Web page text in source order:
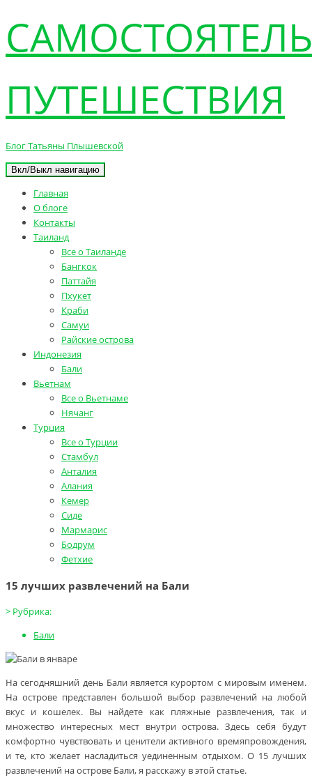
ПУТЕШЕСТВИЯ
Блог Татьяны Плышевской
Вкл/Выкл навигацию
Главная
О блоге
Контакты
Таиланд
Все о Таиланде
Бангкок
Паттайя
Пхукет
Краби
Самуи
Райские острова
Индонезия
Бали
Вьетнам
Все о Вьетнаме
Нячанг
Турция
Все о Турции
Стамбул
Анталия
Алания
Кемер
Сиде
Мармарис
Бодрум
Фетхие
15 лучших развлечений на Бали
> Рубрика:
Бали
На сегодняшний день Бали является курортом с мировым именем.
На острове представлен большой выбор развлечений на любой
вкус и кошелек. Вы найдете как пляжные развлечения, так и
множество интересных мест внутри острова. Здесь себя будут
комфортно чувствовать и ценители активного времяпровождения,
и те, кто желает насладиться уединенным отдыхом. О 15 лучших
развлечений на острове Бали, я расскажу в этой статье.